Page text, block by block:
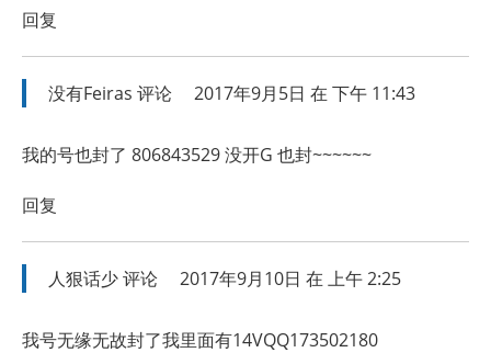
回复
没有Feiras 评论 2017年9月5日 在 下午 11:43
我的号也封了 806843529 没开G 也封~~~~~~
回复
人狠话少评论 2017年9月10日 在 上午 2:25
我号无缘无故封了我里面有14VQQ173502180